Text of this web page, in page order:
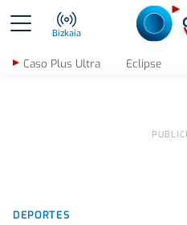
Bizkaia
Caso Plus Ultra Eclipse
DEPORTES